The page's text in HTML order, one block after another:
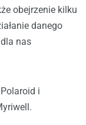
obejrzenie kilku
danego
nas
i